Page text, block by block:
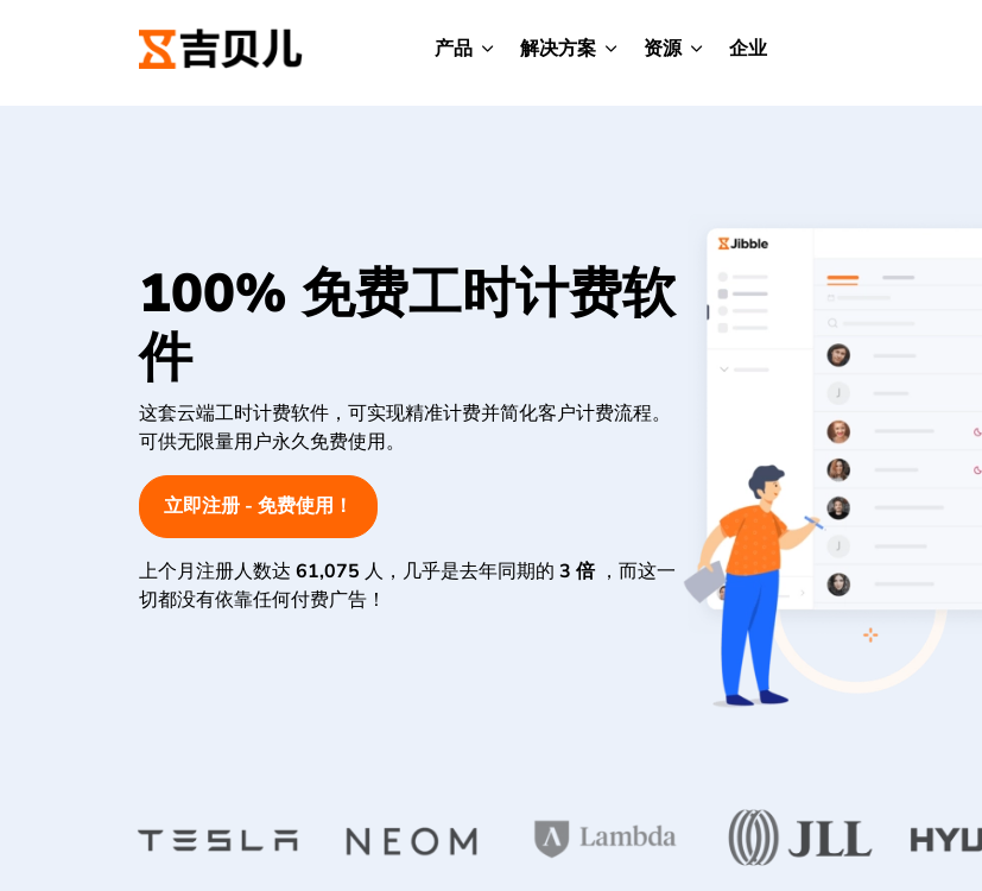
产品 解决方案 资源 企业
100% 免费工时计费软
件
这套云端工时计费软件，可实现精准计费并简化客户计费流程。
可供无限量用户永久免费使用。
立即注册 - 免费使用！
上个月注册人数达 61,075 人，几乎是去年同期的 3 倍 ，而这一
切都没有依靠任何付费广告！